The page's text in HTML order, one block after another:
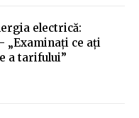
electrică:
„Examinați ce ați
a tarifului”